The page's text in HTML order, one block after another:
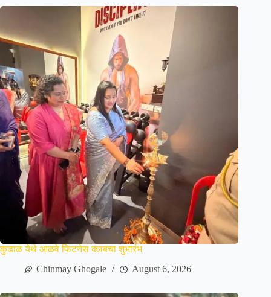
कुडाळ येथे आळवे फिटनेस क्लबचा शुभारंभ
Chinmay Ghogale
August 6, 2026